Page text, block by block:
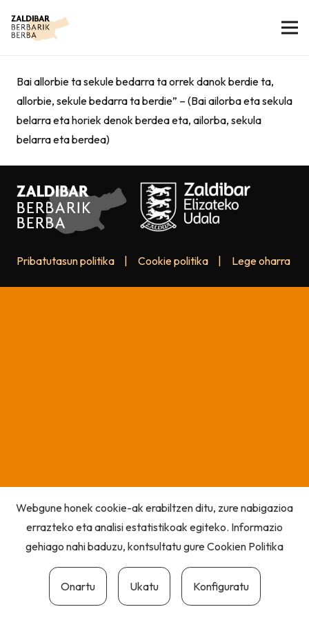
Bai allorbie ta sekule bedarra ta orrek danok berdie ta,
allorbie, sekule bedarra ta berdie” – (Bai ailorba eta sekula
belarra eta horiek denok berdea eta, ailorba, sekula
belarra eta berdea)
Pribatutasun politika Cookie politika Lege oharra
Webgune honek cookie-ak erabiltzen ditu, zure nabigazioa
errazteko eta analisi estatistikoak egiteko. Informazio
gehiago nahi baduzu, kontsultatu gureCookien Politika
Onartu Ukatu Konfiguratu